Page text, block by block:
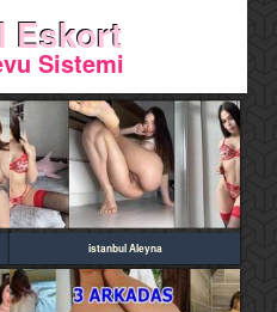
Eskort
Sistemi
istanbul Aleyna